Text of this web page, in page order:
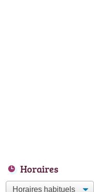
Horaires